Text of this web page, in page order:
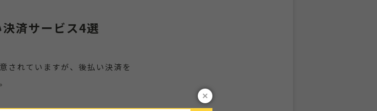
済サービス4選
されていますが、後払い決済を